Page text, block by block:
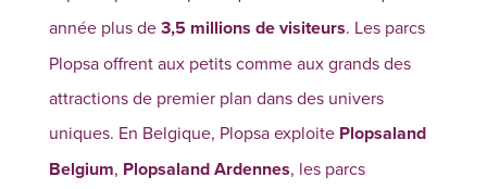
année plus de3,5 millions de visiteurs. Les parcs
Plopsa offrent aux petits comme aux grands des
attractions de premier plan dans des univers
uniques. En Belgique, Plopsa exploite Plopsaland
Belgium, Plopsaland Ardennes, les parcs